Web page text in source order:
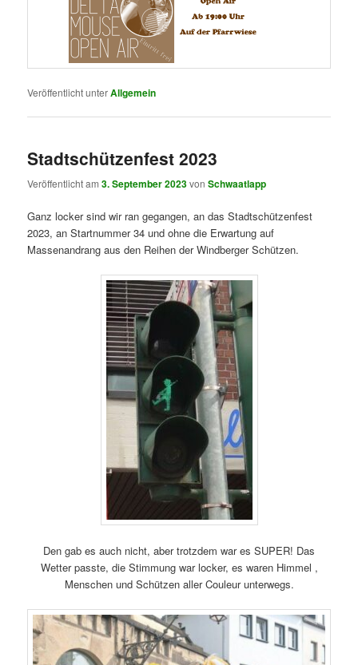
Veröffentlicht unterAllgemein
Stadtschützenfest 2023
Veröffentlicht am3. September 2023vonSchwaatlapp
Ganz locker sind wir ran gegangen, an das Stadtschützenfest
2023, an Startnummer 34 und ohne die Erwartung auf
Massenandrang aus den Reihen der Windberger Schützen.
Den gab es auch nicht, aber trotzdem war es SUPER! Das
Wetter passte, die Stimmung war locker, es waren Himmel ,
Menschen und Schützen aller Couleur unterwegs.